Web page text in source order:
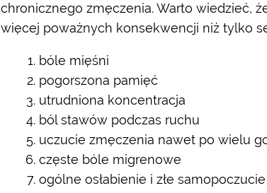
chronicznego zmęczenia. Warto wiedzieć,
więcej poważnych konsekwencji niż tylko
bóle mięśni
pogorszona pamięć
utrudniona koncentracja
ból stawów podczas ruchu
uczucie zmęczenia nawet po wielu
częste bóle migrenowe
ogólne osłabienie i złe samopoczucie